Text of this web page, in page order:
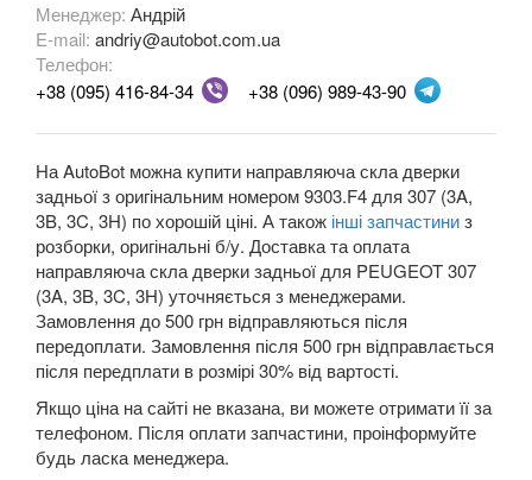
108
206 (2A, 2C, T3E)
206 CC (2D)
206+ (T3E)
207 (WA, WB, WC, WE)
207 CC
208
307 (3A, 3B, 3C, 3H)
308 I
Менеджер: Андрій
E-mail: andriy@autobot.com.ua
Телефон:
+38 (095) 416-84-34
+38 (096) 989-43-90
На AutoBot можна купити направляюча скла дверки
задньої з оригінальним номером 9303.F4 для 307 (3A,
3B, 3C, 3H) по хорошій ціні. А також інші запчастиниз
розборки, оригінальні б/у. Доставка та оплата
направляюча скла дверки задньої для PEUGEOT 307
(3A, 3B, 3C, 3H) уточняється з менеджерами.
Замовлення до 500 грн відправляються після
передоплати. Замовлення після 500 грн відправлається
після передплати в розмірі 30% від вартості.
Якщо ціна на сайті не вказана, ви можете отримати її за
телефоном. Після оплати запчастини, проінформуйте
будь ласка менеджера.